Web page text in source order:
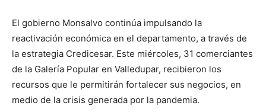
El gobierno Monsalvo continúa impulsando la
reactivación económica en el departamento, a través de
la estrategia Credicesar. Este miércoles, 31 comerciantes
de la Galería Popular en Valledupar, recibieron los
recursos que le permitirán fortalecer sus negocios, en
medio de la crisis generada por la pandemia.